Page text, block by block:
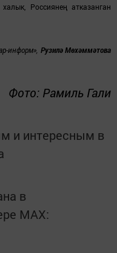
Россиянең атказанган
информ», Рузилә Мөхәммәтова
Фото: Рамиль Гали
и интересным в
в
MАХ: